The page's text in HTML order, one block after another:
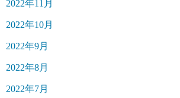
2022年11月
2022年10月
2022年9月
2022年8月
2022年7月